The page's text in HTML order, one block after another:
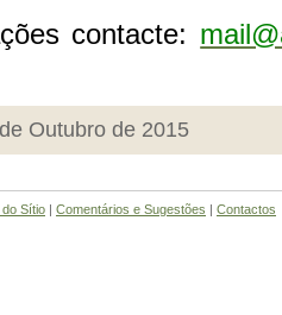
contacte:
Outubro de 2015
do Sítio | Comentários e Sugestões | Contactos